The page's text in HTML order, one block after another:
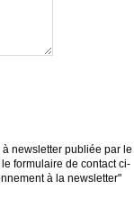
newsletter publiée par le
formulaire de contact ci-
à la newsletter"